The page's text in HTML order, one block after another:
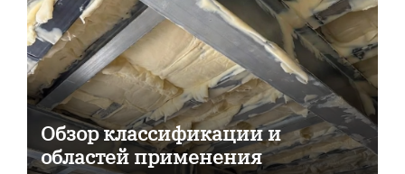
Обзор классификации и
областей применения